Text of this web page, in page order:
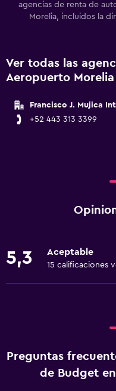
agencias de renta de
Morelia, incluidos la
Ver todas las
Aeropuerto Morelia
Francisco J. Mujica
+52 443 313 3399
5,3 Aceptable
15 calificaciones
Preguntas
de Budget